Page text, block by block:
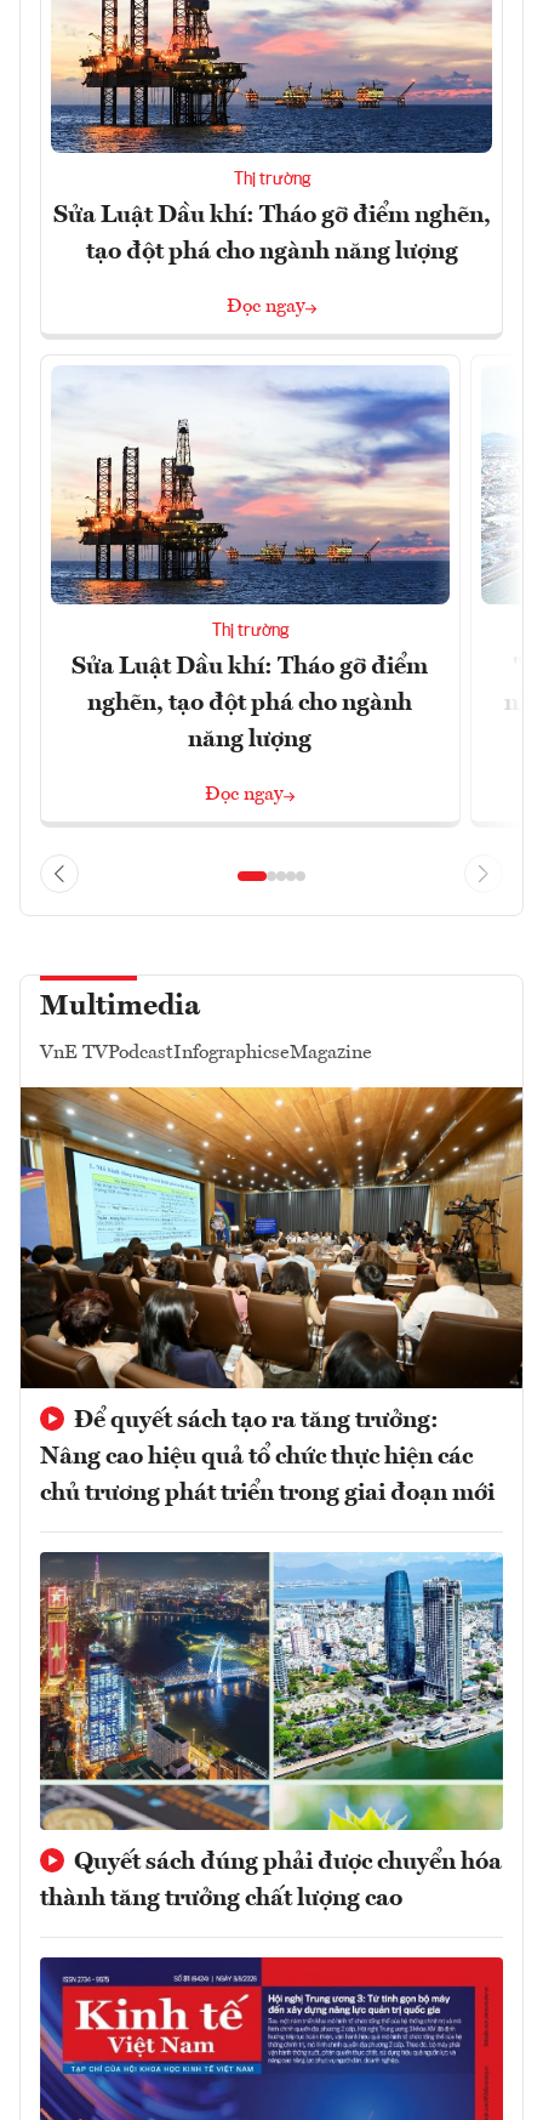
Thị trường
Sửa Luật Dầu khí: Tháo gỡ điểm nghẽn,
tạo đột phá cho ngành năng lượng
Đọc ngay
Thị trường
Sửa Luật Dầu khí: Tháo gỡ điểm
nghẽn, tạo đột phá cho ngành
năng lượng
Đọc ngay
Multimedia
VnE TVPodcastInfographicseMagazine
Để quyết sách tạo ra tăng trưởng:
Nâng cao hiệu quả tổ chức thực hiện các
chủ trương phát triển trong giai đoạn mới
Quyết sách đúng phải được chuyển hóa
thành tăng trưởng chất lượng cao